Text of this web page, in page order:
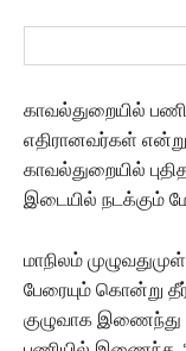
காவல்துறையில்
எதிரானவர்கள்
காவல்துறையில்
இடையில் நடக்கும்
மாநிலம்
பேரையும் கொன்று
குழுவாக இணைந்து